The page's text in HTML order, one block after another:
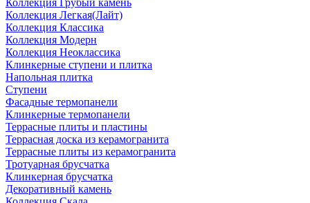
Коллекция Грубый камень
Коллекция Легкая(Лайт)
Коллекция Классика
Коллекция Модерн
Коллекция Неоклассика
Клинкерные ступени и плитка
Напольная плитка
Ступени
Фасадные термопанели
Клинкерные термопанели
Террасные плиты и пластины
Террасная доска из керамогранита
Террасные плиты из керамогранита
Тротуарная брусчатка
Клинкерная брусчатка
Декоративный камень